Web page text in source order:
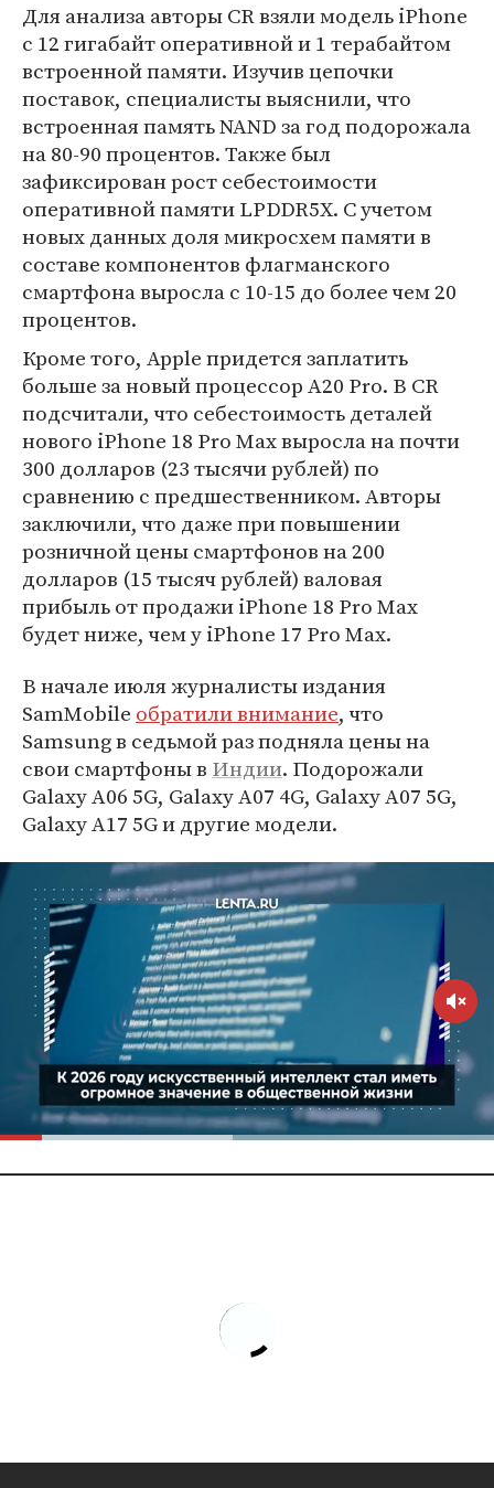
Для анализа авторы CR взяли модель iPhone
с 12 гигабайт оперативной и 1 терабайтом
встроенной памяти. Изучив цепочки
поставок, специалисты выяснили, что
встроенная память NAND за год подорожала
на 80-90 процентов. Также был
зафиксирован рост себестоимости
оперативной памяти LPDDR5X. С учетом
новых данных доля микросхем памяти в
составе компонентов флагманского
смартфона выросла с 10-15 до более чем 20
процентов.
Кроме того, Apple придется заплатить
больше за новый процессор A20 Pro. В CR
подсчитали, что себестоимость деталей
нового iPhone 18 Pro Max выросла на почти
300 долларов (23 тысячи рублей) по
сравнению с предшественником. Авторы
заключили, что даже при повышении
розничной цены смартфонов на 200
долларов (15 тысяч рублей) валовая
прибыль от продажи iPhone 18 Pro Max
будет ниже, чем у iPhone 17 Pro Max.
В начале июля журналисты издания
SamMobile обратили внимание, что
Samsung в седьмой раз подняла цены на
свои смартфоны в Индии. Подорожали
Galaxy A06 5G, Galaxy A07 4G, Galaxy A07 5G,
Galaxy A17 5G и другие модели.